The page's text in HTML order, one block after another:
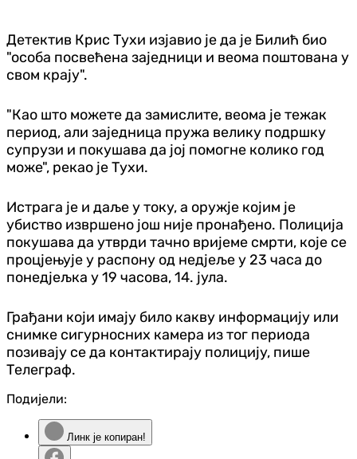
Детектив Крис Тухи изјавио је да је Билић био
"особа посвећена заједници и веома поштована у
свом крају".
"Као што можете да замислите, веома је тежак
период, али заједница пружа велику подршку
супрузи и покушава да јој помогне колико год
може", рекао је Тухи.
Истрага је и даље у току, а оружје којим је
убиство извршено још није пронађено. Полиција
покушава да утврди тачно вријеме смрти, које се
процјењује у распону од недјеље у 23 часа до
понедјељка у 19 часова, 14. јула.
Грађани који имају било какву информацију или
снимке сигурносних камера из тог периода
позивају се да контактирају полицију, пише
Телеграф.
Подијели:
Линк је копиран!